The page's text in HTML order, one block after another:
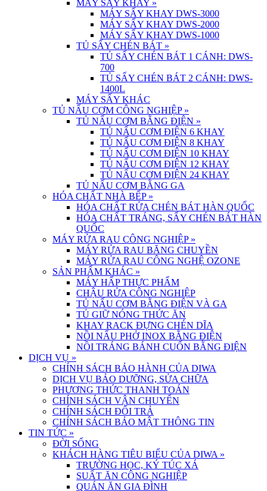
MÁY SẤY KHAY »
MÁY SẤY KHAY DWS-3000
MÁY SẤY KHAY DWS-2000
MÁY SẤY KHAY DWS-1000
TỦ SẤY CHÉN BÁT »
TỦ SẤY CHÉN BÁT 1 CÁNH: DWS-
700
TỦ SẤY CHÉN BÁT 2 CÁNH: DWS-
1400L
MÁY SẤY KHÁC
TỦ NẤU CƠM CÔNG NGHIỆP »
TỦ NẤU CƠM BẰNG ĐIỆN »
TỦ NẤU CƠM ĐIỆN 6 KHAY
TỦ NẤU CƠM ĐIỆN 8 KHAY
TỦ NẤU CƠM ĐIỆN 10 KHAY
TỦ NẤU CƠM ĐIỆN 12 KHAY
TỦ NẤU CƠM ĐIỆN 24 KHAY
TỦ NẤU CƠM BẰNG GA
HÓA CHẤT NHÀ BẾP »
HÓA CHẤT RỬA CHÉN BÁT HÀN QUỐC
HÓA CHẤT TRÁNG, SẤY CHÉN BÁT HÀN
QUỐC
MÁY RỬA RAU CÔNG NGHIỆP »
MÁY RỬA RAU BĂNG CHUYỀN
MÁY RỬA RAU CÔNG NGHỆ OZONE
SẢN PHẨM KHÁC »
MÁY HẤP THỰC PHẨM
CHẬU RỬA CÔNG NGHIỆP
TỦ NẤU CƠM BẰNG ĐIỆN VÀ GA
TỦ GIỮ NÓNG THỨC ĂN
KHAY RACK ĐỰNG CHÉN DĨA
NỒI NẤU PHỞ INOX BẰNG ĐIỆN
NỒI TRÁNG BÁNH CUỐN BẰNG ĐIỆN
DỊCH VỤ »
CHÍNH SÁCH BẢO HÀNH CỦA DIWA
DỊCH VỤ BẢO DƯỠNG, SỬA CHỮA
PHƯƠNG THỨC THANH TOÁN
CHÍNH SÁCH VẬN CHUYỂN
CHÍNH SÁCH ĐỔI TRẢ
CHÍNH SÁCH BẢO MẬT THÔNG TIN
TIN TỨC »
ĐỜI SỐNG
KHÁCH HÀNG TIÊU BIỂU CỦA DIWA »
TRƯỜNG HỌC, KÝ TÚC XÁ
SUẤT ĂN CÔNG NGHIỆP
QUÁN ĂN GIA ĐÌNH